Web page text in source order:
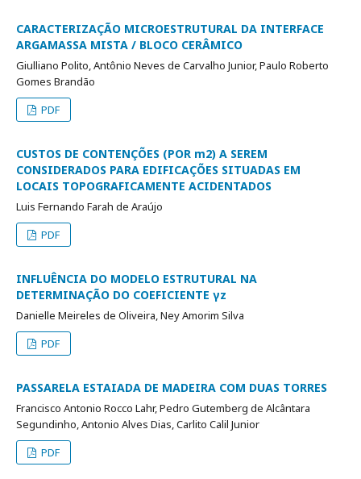
CARACTERIZAÇÃO MICROESTRUTURAL DA INTERFACE
ARGAMASSA MISTA / BLOCO CERÂMICO
Giulliano Polito, Antônio Neves de Carvalho Junior, Paulo Roberto
Gomes Brandão
PDF
CUSTOS DE CONTENÇÕES (POR m2) A SEREM
CONSIDERADOS PARA EDIFICAÇÕES SITUADAS EM
LOCAIS TOPOGRAFICAMENTE ACIDENTADOS
Luis Fernando Farah de Araújo
PDF
INFLUÊNCIA DO MODELO ESTRUTURAL NA
DETERMINAÇÃO DO COEFICIENTE γz
Danielle Meireles de Oliveira, Ney Amorim Silva
PDF
PASSARELA ESTAIADA DE MADEIRA COM DUAS TORRES
Francisco Antonio Rocco Lahr, Pedro Gutemberg de Alcântara
Segundinho, Antonio Alves Dias, Carlito Calil Junior
PDF